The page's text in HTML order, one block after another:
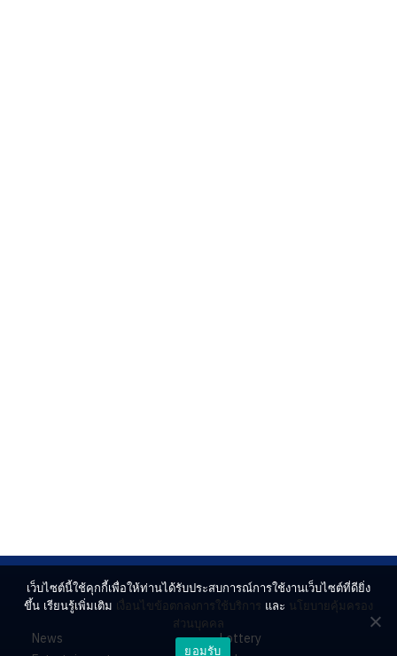
News
Lottery
เว็บไซต์นี้ใช้คุกกี้เพื่อให้ท่านได้รับประสบการณ์การใช้งานเว็บไซต์ที่ดียิ่ง
ขึ้น เรียนรู้เพิ่มเติม เงื่อนไขข้อตกลงการใช้บริการ และ นโยบายคุ้มครอง
ส่วนบุคคล
ยอมรับ